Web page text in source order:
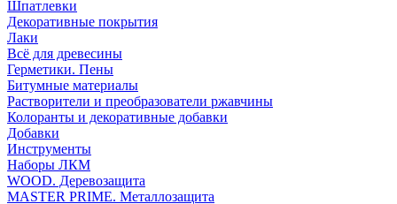
Шпатлевки
Декоративные покрытия
Лаки
Всё для древесины
Герметики. Пены
Битумные материалы
Растворители и преобразователи ржавчины
Колоранты и декоративные добавки
Добавки
Инструменты
Наборы ЛКМ
WOOD. Деревозащита
MASTER PRIME. Металлозащита